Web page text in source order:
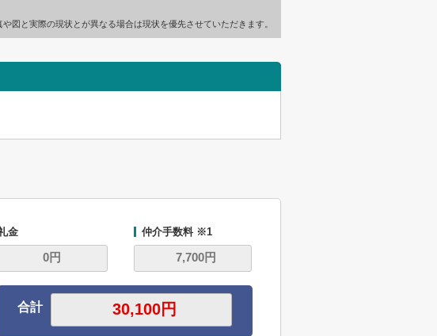
図と実際の現状とが異なる場合は現状を優先させていただきます。
金 仲介手数料 ※1
合計